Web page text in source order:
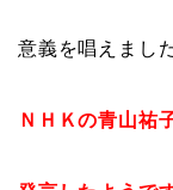
意義を唱えました
ＮＨＫの青山祐